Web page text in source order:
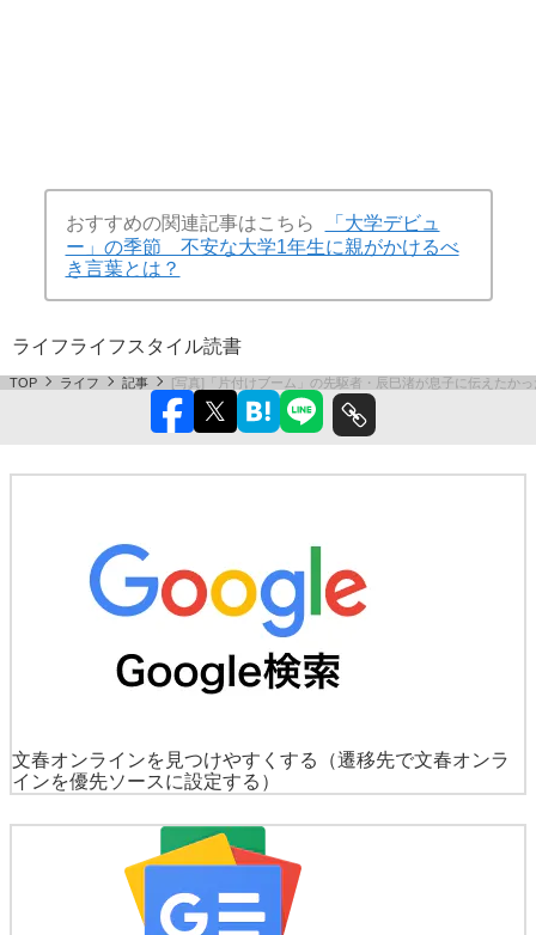
おすすめの関連記事はこちら
「大学デビュ
ー」の季節 不安な大学1年生に親がかけるべ
き言葉とは？
ライフライフスタイル読書
TOP ライフ 記事 [写真]「片付けブーム」の先駆者・辰巳渚が息子に伝えたか
文春オンラインを見つけやすくする
（遷移先で文春オンラ
インを優先ソースに設定する）